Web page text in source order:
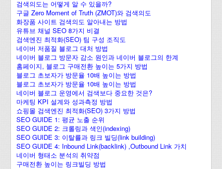
검색의도는 어떻게 알 수 있을까?
구글 Zero Moment of Truth (ZMOT)와 검색의도
화장품 사이트 검색의도 알아내는 방법
유튜브 채널 SEO 8가지 비결
검색엔진 최적화(SEO) 팀 구성 조직도
네이버 저품질 블로그 대처 방법
네이버 블로그 방문자 감소 원인과 네이버 블로그의 한계
홈페이지, 블로그 구매전환 높이는 5가지 방법
블로그 초보자가 방문율 10배 높이는 방법
블로그 초보자가 방문율 10배 높이는 방법
네이버 블로그 운영에서 검색보다 중요한 것은?
마케팅 KPI 설계와 성과측정 방법
쇼핑몰 검색엔진 최적화(SEO) 3가지 방법
SEO GUIDE 1: 평균 노출 순위
SEO GUIDE 2: 크롤링과 색인(indexing)
SEO GUIDE 3: 이탈률과 링크 빌딩(link building)
SEO GUIDE 4: Inbound Link(backlink) ,Outbound Link 가치
네이버 형태소 분석의 취약점
구매전환 높이는 링크빌딩 방법